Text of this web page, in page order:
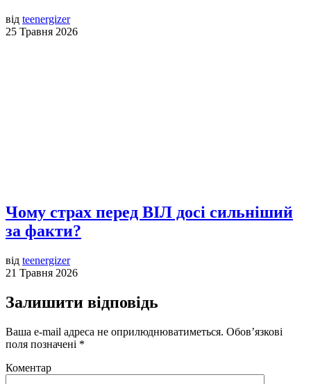
від teenergizer
25 Травня 2026
Чому страх перед ВІЛ досі сильніший
за факти?
від teenergizer
21 Травня 2026
Залишити відповідь
Ваша e-mail адреса не оприлюднюватиметься. Обов’язкові
поля позначені *
Коментар